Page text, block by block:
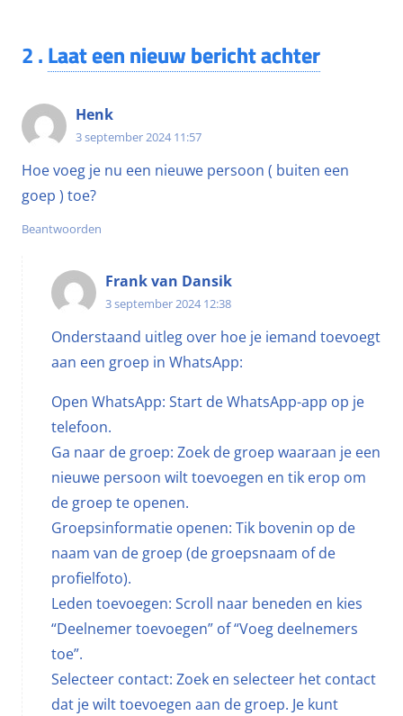
2.Laat een nieuw bericht achter
Henk
3 september 2024 11:57
Hoe voeg je nu een nieuwe persoon ( buiten een
goep ) toe?
Beantwoorden
Frank van Dansik
3 september 2024 12:38
Onderstaand uitleg over hoe je iemand toevoegt
aan een groep in WhatsApp:
Open WhatsApp: Start de WhatsApp-app op je
telefoon.
Ga naar de groep: Zoek de groep waaraan je een
nieuwe persoon wilt toevoegen en tik erop om
de groep te openen.
Groepsinformatie openen: Tik bovenin op de
naam van de groep (de groepsnaam of de
profielfoto).
Leden toevoegen: Scroll naar beneden en kies
“Deelnemer toevoegen” of “Voeg deelnemers
toe”.
Selecteer contact: Zoek en selecteer het contact
dat je wilt toevoegen aan de groep. Je kunt